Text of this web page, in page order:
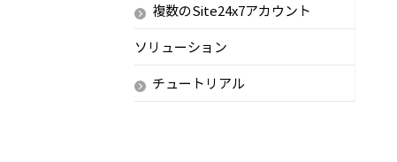
複数のSite24x7アカウント
ソリューション
チュートリアル